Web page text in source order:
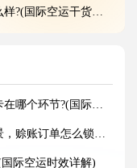
空运干货知识分享)
际空运干货知识分享)
际空运干货知识分享)
际空运干货知识分享)
空运干货知识分享）
国际快递干货知识分享)
权（跨境电商卖家请注意）
际空运时效详解)